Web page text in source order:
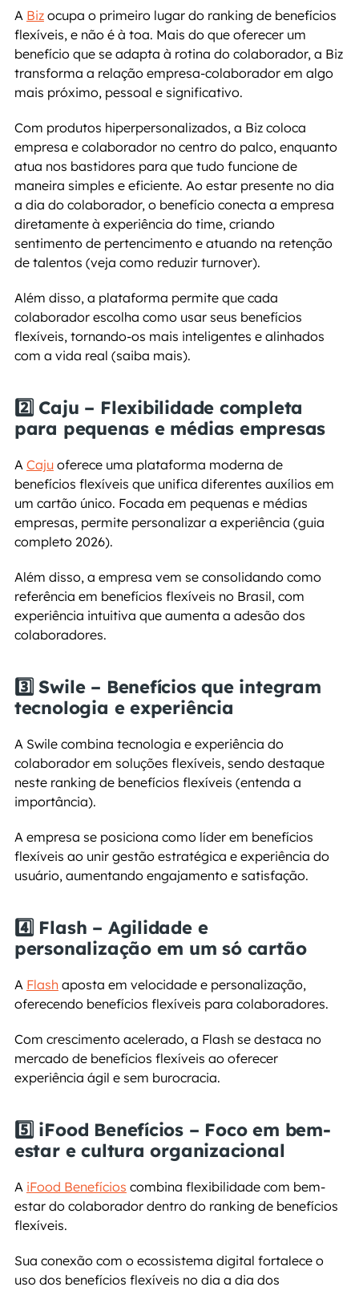
A Biz ocupa o primeiro lugar do ranking de benefícios
flexíveis, e não é à toa. Mais do que oferecer um
benefício que se adapta à rotina do colaborador, a Biz
transforma a relação empresa-colaborador em algo
mais próximo, pessoal e significativo.
Com produtos hiperpersonalizados, a Biz coloca
empresa e colaborador no centro do palco, enquanto
atua nos bastidores para que tudo funcione de
maneira simples e eficiente. Ao estar presente no dia
a dia do colaborador, o benefício conecta a empresa
diretamente à experiência do time, criando
sentimento de pertencimento e atuando na retenção
de talentos (veja como reduzir turnover).
Além disso, a plataforma permite que cada
colaborador escolha como usar seus benefícios
flexíveis, tornando-os mais inteligentes e alinhados
com a vida real (saiba mais).
2️⃣ Caju – Flexibilidade completa
para pequenas e médias empresas
A Caju oferece uma plataforma moderna de
benefícios flexíveis que unifica diferentes auxílios em
um cartão único. Focada em pequenas e médias
empresas, permite personalizar a experiência (guia
completo 2026).
Além disso, a empresa vem se consolidando como
referência em benefícios flexíveis no Brasil, com
experiência intuitiva que aumenta a adesão dos
colaboradores.
3️⃣ Swile – Benefícios que integram
tecnologia e experiência
A Swile combina tecnologia e experiência do
colaborador em soluções flexíveis, sendo destaque
neste ranking de benefícios flexíveis (entenda a
importância).
A empresa se posiciona como líder em benefícios
flexíveis ao unir gestão estratégica e experiência do
usuário, aumentando engajamento e satisfação.
4️⃣ Flash – Agilidade e
personalização em um só cartão
A Flash aposta em velocidade e personalização,
oferecendo benefícios flexíveis para colaboradores.
Com crescimento acelerado, a Flash se destaca no
mercado de benefícios flexíveis ao oferecer
experiência ágil e sem burocracia.
5️⃣ iFood Benefícios – Foco em bem-
estar e cultura organizacional
A iFood Benefícios combina flexibilidade com bem-
estar do colaborador dentro do ranking de benefícios
flexíveis.
Sua conexão com o ecossistema digital fortalece o
uso dos benefícios flexíveis no dia a dia dos